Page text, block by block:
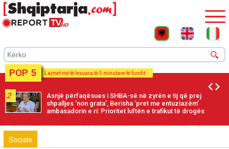
POP 5 Lajmet më të lexuara të 5 minutave të fundit
2
Asnjë përfaqësues i SHBA-së në zyrën e tij që prej
shpalljes ‘non grata’, Berisha ‘pret me entuziazëm’
ambasadorin e ri: Prioritet luftën e trafikut të drogës
Sociale